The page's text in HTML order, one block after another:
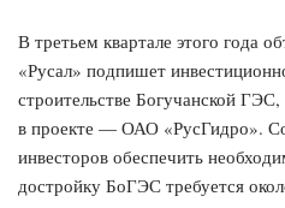
В третьем квартале этого года
«Русал» подпишет
строительстве Богучанской
в проекте — ОАО «РусГидро».
инвесторов обеспечить
достройку БоГЭС требуется